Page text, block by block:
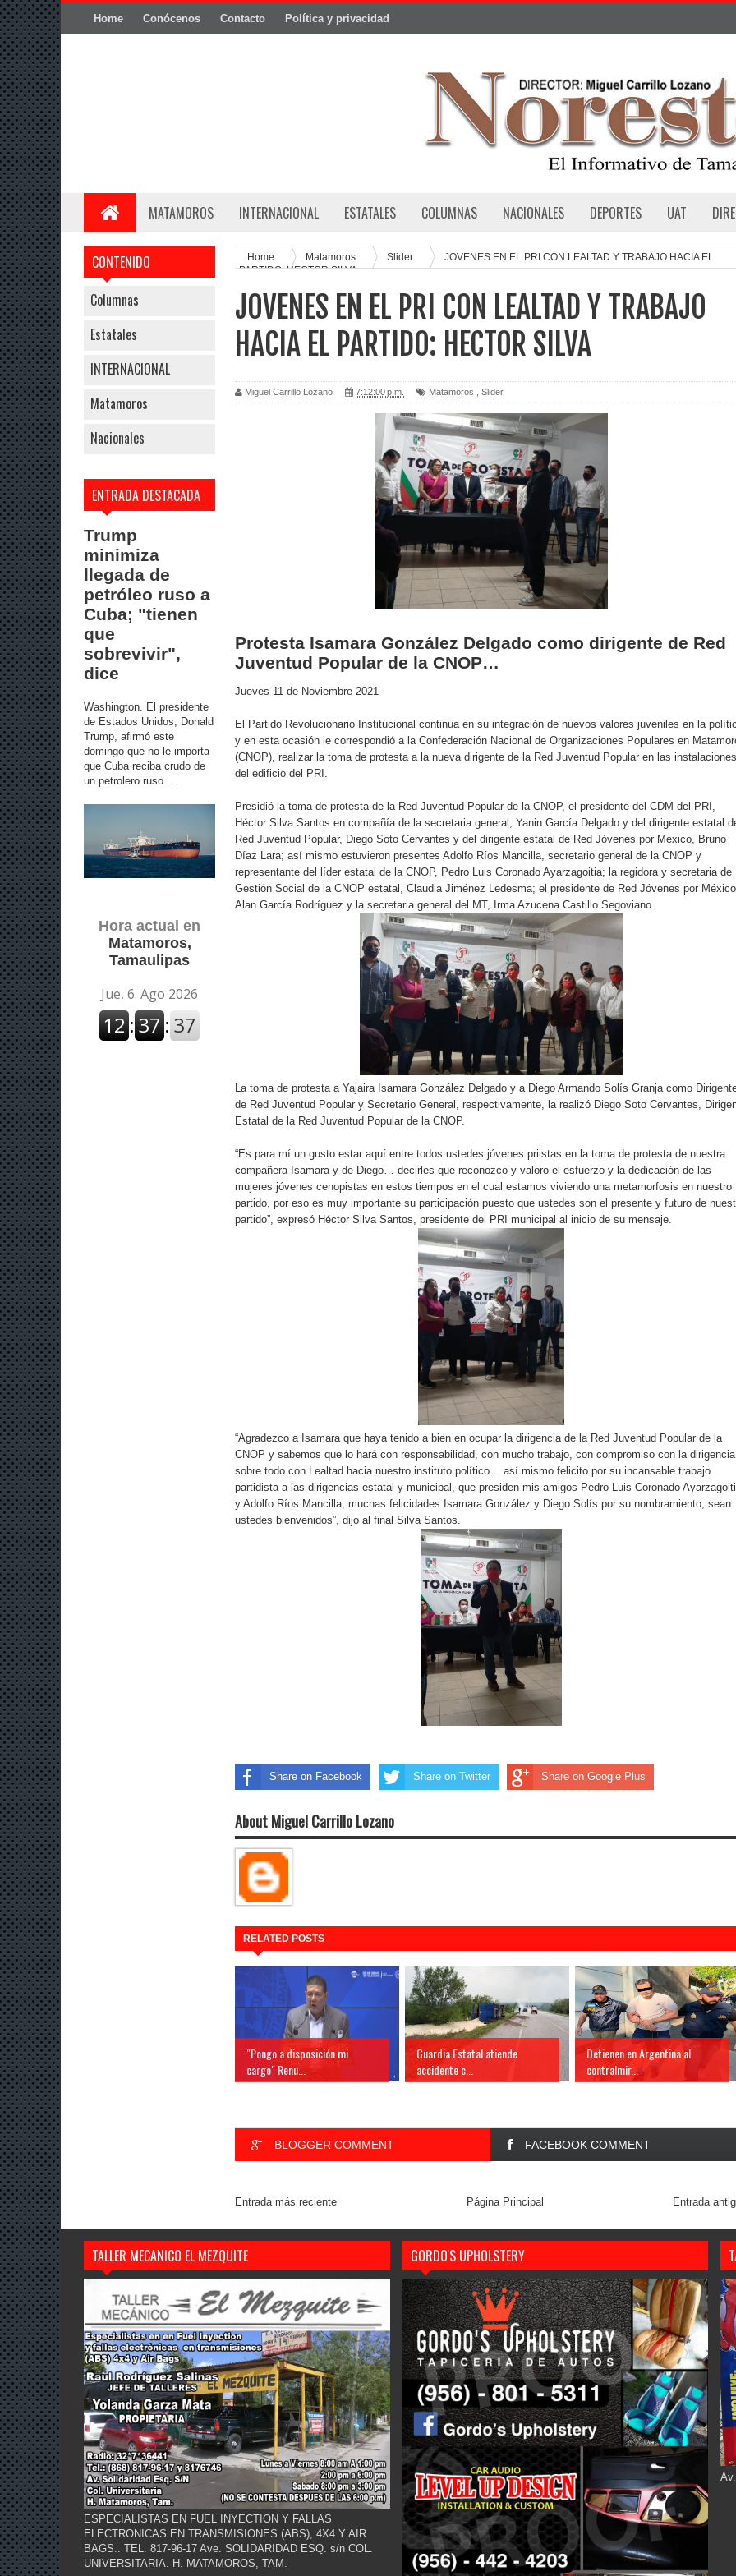
Home Conócenos Contacto Política y privacidad
MATAMOROS INTERNACIONAL ESTATALES COLUMNAS NACIONALES DEPORTES UAT
CONTENIDO
Columnas
Estatales
INTERNACIONAL
Matamoros
Nacionales
ENTRADA DESTACADA
Trump
minimiza
llegada de
petróleo ruso a
Cuba; "tienen
que
sobrevivir",
dice
Washington. El presidente
de Estados Unidos, Donald
Trump, afirmó este
domingo que no le importa
que Cuba reciba crudo de
un petrolero ruso ...
Hora actual en
Matamoros,
Tamaulipas
Home Matamoros Slider
JOVENES EN EL PRI CON LEALTAD Y TRABAJO HACIA EL
PARTIDO: HECTOR SILVA
JOVENES EN EL PRI CON LEALTAD Y TRABAJO
HACIA EL PARTIDO: HECTOR SILVA
Miguel Carrillo Lozano 7:12:00 p.m. Matamoros Slider
Protesta Isamara González Delgado como dirigente de Red
Juventud Popular de la CNOP…
Jueves 11 de Noviembre 2021
El Partido Revolucionario Institucional continua en su integración de nuevos valores juveniles en la
y en esta ocasión le correspondió a la Confederación Nacional de Organizaciones Populares en
(CNOP), realizar la toma de protesta a la nueva dirigente de la Red Juventud Popular en las instalaciones
del edificio del PRI.
Presidió la toma de protesta de la Red Juventud Popular de la CNOP, el presidente del CDM del PRI,
Héctor Silva Santos en compañía de la secretaria general, Yanin García Delgado y del dirigente estatal
Red Juventud Popular, Diego Soto Cervantes y del dirigente estatal de Red Jóvenes por México, Bruno
Díaz Lara; así mismo estuvieron presentes Adolfo Ríos Mancilla, secretario general de la CNOP y
representante del líder estatal de la CNOP, Pedro Luis Coronado Ayarzagoitia; la regidora y secretaria de
Gestión Social de la CNOP estatal, Claudia Jiménez Ledesma; el presidente de Red Jóvenes por
Alan García Rodríguez y la secretaria general del MT, Irma Azucena Castillo Segoviano.
La toma de protesta a Yajaira Isamara González Delgado y a Diego Armando Solís Granja como
de Red Juventud Popular y Secretario General, respectivamente, la realizó Diego Soto Cervantes,
Estatal de la Red Juventud Popular de la CNOP.
“Es para mí un gusto estar aquí entre todos ustedes jóvenes priistas en la toma de protesta de nuestra
compañera Isamara y de Diego… decirles que reconozco y valoro el esfuerzo y la dedicación de las
mujeres jóvenes cenopistas en estos tiempos en el cual estamos viviendo una metamorfosis en nuestro
partido, por eso es muy importante su participación puesto que ustedes son el presente y futuro de
partido”, expresó Héctor Silva Santos, presidente del PRI municipal al inicio de su mensaje.
“Agradezco a Isamara que haya tenido a bien en ocupar la dirigencia de la Red Juventud Popular de la
CNOP y sabemos que lo hará con responsabilidad, con mucho trabajo, con compromiso con la
sobre todo con Lealtad hacia nuestro instituto político… así mismo felicito por su incansable trabajo
partidista a las dirigencias estatal y municipal, que presiden mis amigos Pedro Luis Coronado
y Adolfo Ríos Mancilla; muchas felicidades Isamara González y Diego Solís por su nombramiento, sean
ustedes bienvenidos”, dijo al final Silva Santos.
Share on Facebook Share on Twitter Share on Google Plus
About Miguel Carrillo Lozano
RELATED POSTS
"Pongo a disposición mi
cargo" Renu...
Guardia Estatal atiende
accidente c...
Detienen en Argentina al
contralmir...
BLOGGER COMMENT FACEBOOK COMMENT
Entrada más reciente Entrada
Página Principal
TALLER MECANICO EL MEZQUITE
ESPECIALISTAS EN FUEL INYECTION Y FALLAS
ELECTRONICAS EN TRANSMISIONES (ABS), 4X4 Y AIR
BAGS.. TEL. 817-96-17 Ave. SOLIDARIDAD ESQ. s/n COL.
UNIVERSITARIA. H. MATAMOROS, TAM.
GORDO'S UPHOLSTERY